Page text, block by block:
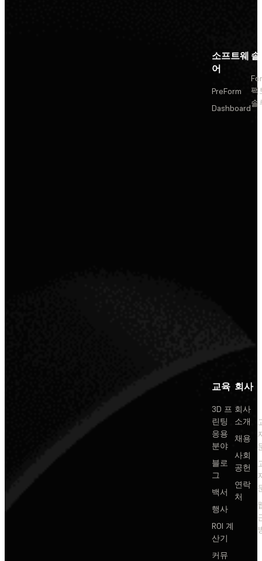
소프트웨
어
PreForm
Dashboard
팩
솔
교육
3D 프
린팅
응용
분야
블로
그
백서
행사
ROI 계
산기
커뮤
회사
회사
소개
채용
사회
공헌
연락
처